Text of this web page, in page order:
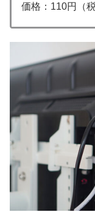
価格：110円（税